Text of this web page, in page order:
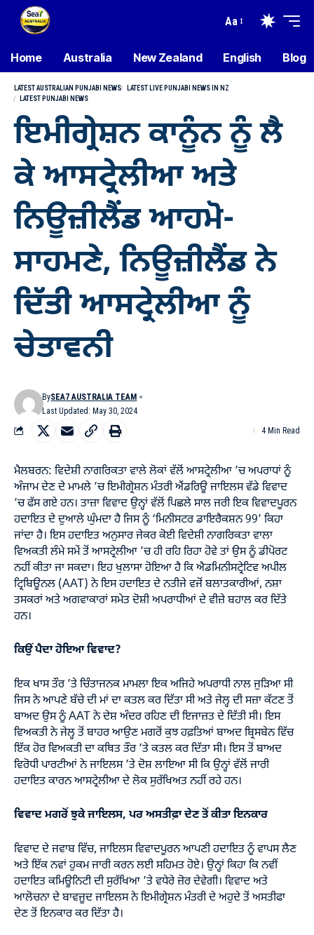
Aa
Home Australia New Zealand English Blog
LATEST AUSTRALIAN PUNJABI NEWS
LATEST LIVE PUNJABI NEWS IN NZ
LATEST PUNJABI NEWS
ਇਮੀਗ੍ਰੇਸ਼ਨ ਕਾਨੂੰਨ ਨੂੰ ਲੈ
ਕੇ ਆਸਟ੍ਰੇਲੀਆ ਅਤੇ
ਨਿਊਜ਼ੀਲੈਂਡ ਆਹਮੋ-
ਸਾਹਮਣੇ, ਨਿਊਜ਼ੀਲੈਂਡ ਨੇ
ਦਿੱਤੀ ਆਸਟ੍ਰੇਲੀਆ ਨੂੰ
ਚੇਤਾਵਨੀ
Last Updated: May 30, 2024
BySEA7 AUSTRALIA TEAM
4 Min Read
ਮੈਲਬਰਨ: ਵਿਦੇਸ਼ੀ ਨਾਗਰਿਕਤਾ ਵਾਲੇ ਲੋਕਾਂ ਵੱਲੋਂ ਆਸਟ੍ਰੇਲੀਆ ’ਚ ਅਪਰਾਧਾਂ ਨੂੰ
ਅੰਜਾਮ ਦੇਣ ਦੇ ਮਾਮਲੇ ’ਚ ਇਮੀਗ੍ਰੇਸ਼ਨ ਮੰਤਰੀ ਐਂਡਰਿਊ ਜਾਇਲਸ ਵੱਡੇ ਵਿਵਾਦ
’ਚ ਫੱਸ ਗਏ ਹਨ। ਤਾਜ਼ਾ ਵਿਵਾਦ ਉਨ੍ਹਾਂ ਵੱਲੋਂ ਪਿਛਲੇ ਸਾਲ ਜਰੀ ਇਕ ਵਿਵਾਦਪੂਰਨ
ਹਦਾਇਤ ਦੇ ਦੁਆਲੇ ਘੁੰਮਦਾ ਹੈ ਜਿਸ ਨੂੰ ‘ਮਿਨੀਸਟਰ ਡਾਇਰੈਕਸ਼ਨ 99’ ਕਿਹਾ
ਜਾਂਦਾ ਹੈ। ਇਸ ਹਦਾਇਤ ਅਨੁਸਾਰ ਜੇਕਰ ਕੋਈ ਵਿਦੇਸ਼ੀ ਨਾਗਰਿਕਤਾ ਵਾਲਾ
ਵਿਅਕਤੀ ਲੰਮੇ ਸਮੇਂ ਤੋਂ ਆਸਟ੍ਰੇਲੀਆ ’ਚ ਹੀ ਰਹਿ ਰਿਹਾ ਹੋਵੇ ਤਾਂ ਉਸ ਨੂੰ ਡੀਪੋਰਟ
ਨਹੀਂ ਕੀਤਾ ਜਾ ਸਕਦਾ। ਇਹ ਖੁਲਾਸਾ ਹੋਇਆ ਹੈ ਕਿ ਐਡਮਿਨੀਸਟ੍ਰੇਟਿਵ ਅਪੀਲ
ਟ੍ਰਿਬਿਊਨਲ (AAT) ਨੇ ਇਸ ਹਦਾਇਤ ਦੇ ਨਤੀਜੇ ਵਜੋਂ ਬਲਾਤਕਾਰੀਆਂ, ਨਸ਼ਾ
ਤਸਕਰਾਂ ਅਤੇ ਅਗਵਾਕਾਰਾਂ ਸਮੇਤ ਦੋਸ਼ੀ ਅਪਰਾਧੀਆਂ ਦੇ ਵੀਜ਼ੇ ਬਹਾਲ ਕਰ ਦਿੱਤੇ
ਹਨ।
ਕਿਉਂ ਪੈਦਾ ਹੋਇਆ ਵਿਵਾਦ?
ਇਕ ਖਾਸ ਤੌਰ ’ਤੇ ਚਿੰਤਾਜਨਕ ਮਾਮਲਾ ਇਕ ਅਜਿਹੇ ਅਪਰਾਧੀ ਨਾਲ ਜੁੜਿਆ ਸੀ
ਜਿਸ ਨੇ ਆਪਣੇ ਬੱਚੇ ਦੀ ਮਾਂ ਦਾ ਕਤਲ ਕਰ ਦਿੱਤਾ ਸੀ ਅਤੇ ਜੇਲ੍ਹ ਦੀ ਸਜ਼ਾ ਕੱਟਣ ਤੋਂ
ਬਾਅਦ ਉਸ ਨੂੰ AAT ਨੇ ਦੇਸ਼ ਅੰਦਰ ਰਹਿਣ ਦੀ ਇਜਾਜ਼ਤ ਦੇ ਦਿੱਤੀ ਸੀ। ਇਸ
ਵਿਅਕਤੀ ਨੇ ਜੇਲ੍ਹ ਤੋਂ ਬਾਹਰ ਆਉਣ ਮਗਰੋਂ ਕੁਝ ਹਫ਼ਤਿਆਂ ਬਾਅਦ ਬ੍ਰਿਸਬੇਨ ਵਿੱਚ
ਇੱਕ ਹੋਰ ਵਿਅਕਤੀ ਦਾ ਕਥਿਤ ਤੌਰ ’ਤੇ ਕਤਲ ਕਰ ਦਿੱਤਾ ਸੀ। ਇਸ ਤੋਂ ਬਾਅਦ
ਵਿਰੋਧੀ ਪਾਰਟੀਆਂ ਨੇ ਜਾਇਲਸ ’ਤੇ ਦੋਸ਼ ਲਾਇਆ ਸੀ ਕਿ ਉਨ੍ਹਾਂ ਵੱਲੋਂ ਜਾਰੀ
ਹਦਾਇਤ ਕਾਰਨ ਆਸਟ੍ਰੇਲੀਆ ਦੇ ਲੋਕ ਸੁਰੱਖਿਅਤ ਨਹੀਂ ਰਹੇ ਹਨ।
ਵਿਵਾਦ ਮਗਰੋਂ ਝੁਕੇ ਜਾਇਲਸ, ਪਰ ਅਸਤੀਫ਼ਾ ਦੇਣ ਤੋਂ ਕੀਤਾ ਇਨਕਾਰ
ਵਿਵਾਦ ਦੇ ਜਵਾਬ ਵਿੱਚ, ਜਾਇਲਸ ਵਿਵਾਦਪੂਰਨ ਆਪਣੀ ਹਦਾਇਤ ਨੂੰ ਵਾਪਸ ਲੈਣ
ਅਤੇ ਇੱਕ ਨਵਾਂ ਹੁਕਮ ਜਾਰੀ ਕਰਨ ਲਈ ਸਹਿਮਤ ਹੋਏ। ਉਨ੍ਹਾਂ ਕਿਹਾ ਕਿ ਨਵੀਂ
ਹਦਾਇਤ ਕਮਿਊਨਿਟੀ ਦੀ ਸੁਰੱਖਿਆ ’ਤੇ ਵਧੇਰੇ ਜ਼ੋਰ ਦੇਵੇਗੀ। ਵਿਵਾਦ ਅਤੇ
ਆਲੋਚਨਾ ਦੇ ਬਾਵਜੂਦ ਜਾਇਲਸ ਨੇ ਇਮੀਗ੍ਰੇਸ਼ਨ ਮੰਤਰੀ ਦੇ ਅਹੁਦੇ ਤੋਂ ਅਸਤੀਫਾ
ਦੇਣ ਤੋਂ ਇਨਕਾਰ ਕਰ ਦਿੱਤਾ ਹੈ।